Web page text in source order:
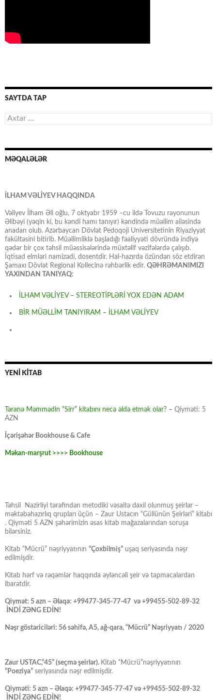
SAYTDA TAP
Axtarış:
MƏQALƏLƏR
İLHAM VƏLİYEV HAQQINDA
Vəliyev İlham Əli oğlu, 7 oktyabr 1959 –cu ildə Tovuzu rayonunun
Əlibəyi (yəqin ki, bu kəndi hamı tanıyır) kəndində müəllim ailəsində
anadan olub. Azərbaycan Dövlət Pedoqoji Universitetinin Riyaziyyat
fakültəsini bitirib. Müəllimliklə başladığı fəaliyyəti dövründə indiyə
qədər bir çox təhsil müəssisələrində müxtəlif vəzifələrdə çalışıb.
İqtisad elmləri namizədi, dosentdir. Hal-hazırda özündən söz etdirən
Şamaxı Dövlət Regional Kollecinə rəhbərlik edir. QƏHRƏMANIMIZI
YAXINDAN TANIYAQ:
İLHAM VƏLİYEV – STEREOTİPLƏRİ YOX EDƏN ADAM
BİR MÜƏLLİM TANIYIRAM – İLHAM VƏLİYEV
YENİ KİTAB
Təranə Məmmədin “Sirr” kitabını necə əldə etmək olar? – Qiyməti: 5
AZN
İçərişəhər Bookhouse & Cafe
Məkan-marşrut >>>> Bookhouse
Təhsil Nazirliyi tərəfindən metodiki vəsaitə daxil olunmuş şeirlər –
məktəbəhazırlıq qrupları üçün – Zaur Ustacın “Güllünün Şeirləri” kitabı
. Qiyməti 5 AZN şəhərimizin əsas kitab mağazalarından soruşa
bilərsiniz.
Kitab “Mücrü” nəşriyyatının “Çoxbilmiş” uşaq seriyasında nəşr
edilmişdir.
Kitab hərf və rəqəmlər haqqında əyləncəli şeir və tapmacalardan
ibarətdir.
Qiymət: 5 azn – Əlaqə: +99477-345-77-47 və +99455-502-89-32
İNDİ ZƏNG EDİN!
Nəşr göstəriciləri: 56 səhifə, A5, ağ-qara, “Mücrü” Nəşriyyatı / 2020
Zaur USTAC,“45” (seçmə şeirlər). Kitab “Mücrü”nəşriyyatının
“Poeziya” seriyasında nəşr edilmişdir.
Qiyməti: 5 azn – Əlaqə: +99477-345-77-47 və +99455-502-89-32
İNDİ ZƏNG EDİN!